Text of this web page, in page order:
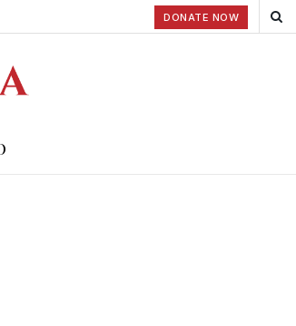
DONATE NOW